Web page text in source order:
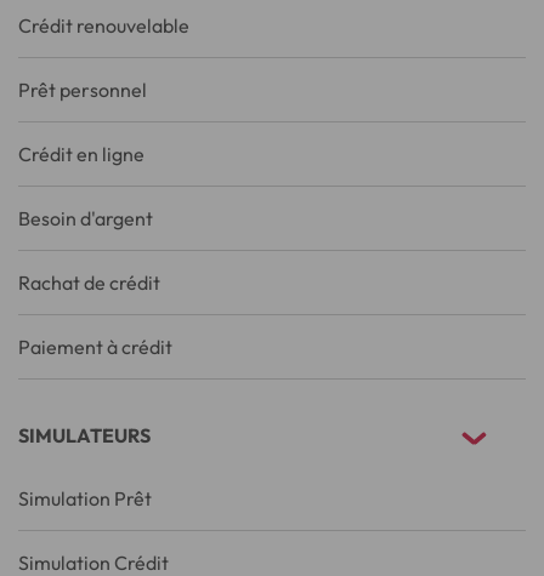
Crédit renouvelable
Prêt personnel
Crédit en ligne
Besoin d'argent
Rachat de crédit
Paiement à crédit
SIMULATEURS
Simulation Prêt
Simulation Crédit